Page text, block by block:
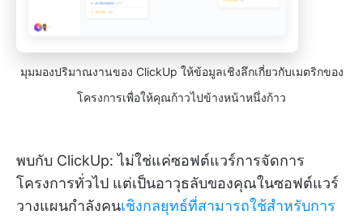
มุมมองปริมาณงานของ ClickUp ให้ข้อมูลเชิงลึกเกี่ยวกับเมตริกของ
โครงการเพื่อให้คุณก้าวไปข้างหน้าหนึ่งก้าว
พบกับ ClickUp: ไม่ใช่แค่ซอฟต์แวร์การจัดการ
โครงการทั่วไป แต่เป็นอาวุธลับของคุณในซอฟต์แวร์
วางแผนกำลังคนเชิงกลยุทธ์ที่สามารถใช้สำหรับการ